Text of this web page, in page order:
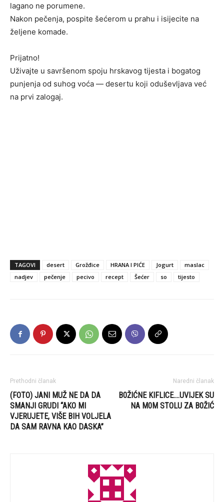
lagano ne porumene.
Nakon pečenja, pospite šećerom u prahu i isijecite na
željene komade.
Prijatno!
Uživajte u savršenom spoju hrskavog tijesta i bogatog
punjenja od suhog voća — desertu koji oduševljava već
na prvi zalogaj.
TAGOVI desert Grožđice HRANA I PIĆE Jogurt
maslac
nadjev
pečenje pecivo recept Šećer so tijesto
Prethodni članak
(FOTO) JANI MUŽ NE DA DA
SMANJI GRUDI “AKO MI
VJERUJETE, VIŠE BIH VOLJELA
DA SAM RAVNA KAO DASKA”
Naredni članak
B0ŽIĆNE KIFLICE….UVIJEK SU
NA M0M STOLU ZA B0ŽIĆ